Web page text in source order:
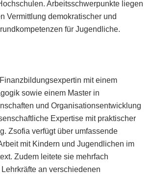
Arbeitsschwerpunkte liegen
Vermittlung demokratischer und
für Jugendliche.
mit einem
sowie einem Master in
und Organisationsentwicklung
Expertise mit praktischer
Zsofia verfügt über umfassende
mit Kindern und Jugendlichen im
Zudem leitete sie mehrfach
an verschiedenen